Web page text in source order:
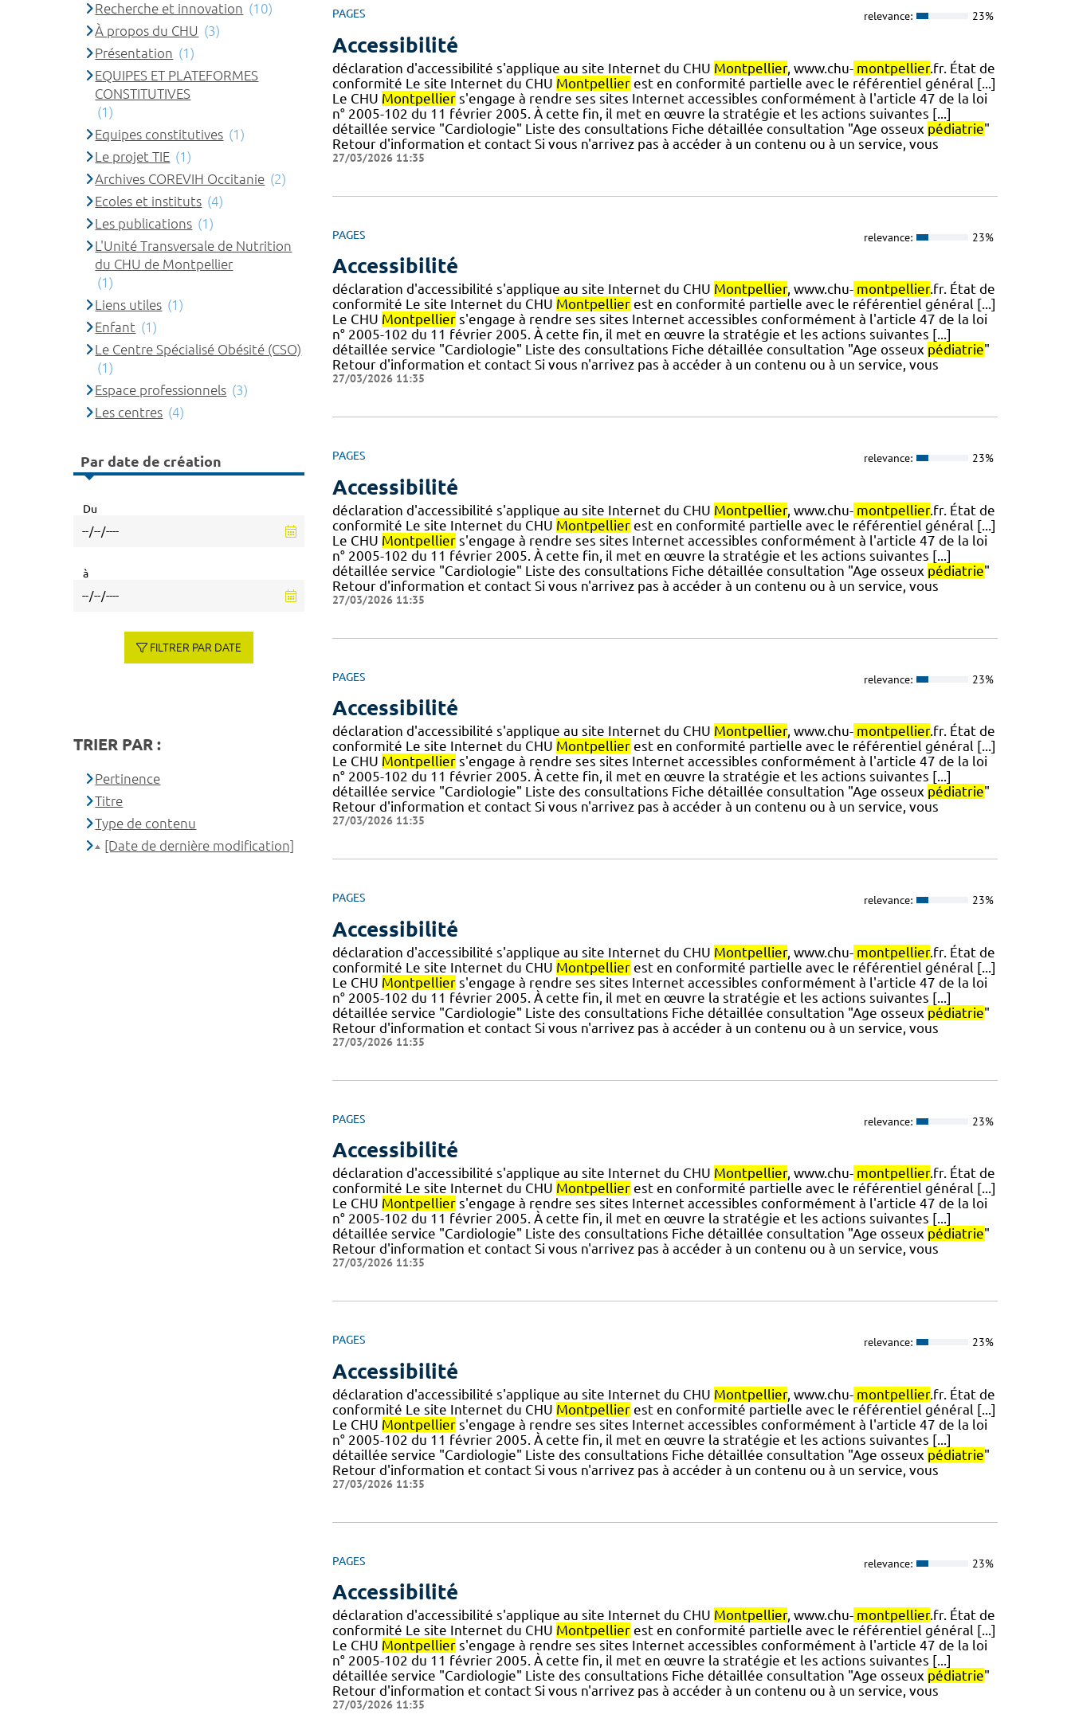
PAGES relevance: 23%
Accessibilité
déclaration d'accessibilité s'applique au site Internet du CHU Montpellier, www.chu- montpellier.fr. État de
conformité Le site Internet du CHU Montpellierest en conformité partielle avec le référentiel général [...]
Le CHU Montpelliers'engage à rendre ses sites Internet accessibles conformément à l'article 47 de la loi
n° 2005-102 du 11 février 2005. À cette fin, il met en œuvre la stratégie et les actions suivantes [...]
détaillée service "Cardiologie" Liste des consultations Fiche détaillée consultation "Age osseux pédiatrie"
Retour d'information et contact Si vous n'arrivez pas à accéder à un contenu ou à un service, vous
27/03/2026 11:35
PAGES relevance: 23%
Accessibilité
déclaration d'accessibilité s'applique au site Internet du CHU Montpellier, www.chu- montpellier.fr. État de
conformité Le site Internet du CHU Montpellierest en conformité partielle avec le référentiel général [...]
Le CHU Montpelliers'engage à rendre ses sites Internet accessibles conformément à l'article 47 de la loi
n° 2005-102 du 11 février 2005. À cette fin, il met en œuvre la stratégie et les actions suivantes [...]
détaillée service "Cardiologie" Liste des consultations Fiche détaillée consultation "Age osseux pédiatrie"
Retour d'information et contact Si vous n'arrivez pas à accéder à un contenu ou à un service, vous
27/03/2026 11:35
PAGES relevance: 23%
Accessibilité
déclaration d'accessibilité s'applique au site Internet du CHU Montpellier, www.chu- montpellier.fr. État de
conformité Le site Internet du CHU Montpellierest en conformité partielle avec le référentiel général [...]
Le CHU Montpelliers'engage à rendre ses sites Internet accessibles conformément à l'article 47 de la loi
n° 2005-102 du 11 février 2005. À cette fin, il met en œuvre la stratégie et les actions suivantes [...]
détaillée service "Cardiologie" Liste des consultations Fiche détaillée consultation "Age osseux pédiatrie"
Retour d'information et contact Si vous n'arrivez pas à accéder à un contenu ou à un service, vous
27/03/2026 11:35
PAGES relevance: 23%
Accessibilité
déclaration d'accessibilité s'applique au site Internet du CHU Montpellier, www.chu- montpellier.fr. État de
conformité Le site Internet du CHU Montpellierest en conformité partielle avec le référentiel général [...]
Le CHU Montpelliers'engage à rendre ses sites Internet accessibles conformément à l'article 47 de la loi
n° 2005-102 du 11 février 2005. À cette fin, il met en œuvre la stratégie et les actions suivantes [...]
détaillée service "Cardiologie" Liste des consultations Fiche détaillée consultation "Age osseux pédiatrie"
Retour d'information et contact Si vous n'arrivez pas à accéder à un contenu ou à un service, vous
27/03/2026 11:35
PAGES relevance: 23%
Accessibilité
déclaration d'accessibilité s'applique au site Internet du CHU Montpellier, www.chu- montpellier.fr. État de
conformité Le site Internet du CHU Montpellierest en conformité partielle avec le référentiel général [...]
Le CHU Montpelliers'engage à rendre ses sites Internet accessibles conformément à l'article 47 de la loi
n° 2005-102 du 11 février 2005. À cette fin, il met en œuvre la stratégie et les actions suivantes [...]
détaillée service "Cardiologie" Liste des consultations Fiche détaillée consultation "Age osseux pédiatrie"
Retour d'information et contact Si vous n'arrivez pas à accéder à un contenu ou à un service, vous
27/03/2026 11:35
PAGES relevance: 23%
Accessibilité
déclaration d'accessibilité s'applique au site Internet du CHU Montpellier, www.chu- montpellier.fr. État de
conformité Le site Internet du CHU Montpellierest en conformité partielle avec le référentiel général [...]
Le CHU Montpelliers'engage à rendre ses sites Internet accessibles conformément à l'article 47 de la loi
n° 2005-102 du 11 février 2005. À cette fin, il met en œuvre la stratégie et les actions suivantes [...]
détaillée service "Cardiologie" Liste des consultations Fiche détaillée consultation "Age osseux pédiatrie"
Retour d'information et contact Si vous n'arrivez pas à accéder à un contenu ou à un service, vous
27/03/2026 11:35
PAGES relevance: 23%
Accessibilité
déclaration d'accessibilité s'applique au site Internet du CHU Montpellier, www.chu- montpellier.fr. État de
conformité Le site Internet du CHU Montpellierest en conformité partielle avec le référentiel général [...]
Le CHU Montpelliers'engage à rendre ses sites Internet accessibles conformément à l'article 47 de la loi
n° 2005-102 du 11 février 2005. À cette fin, il met en œuvre la stratégie et les actions suivantes [...]
détaillée service "Cardiologie" Liste des consultations Fiche détaillée consultation "Age osseux pédiatrie"
Retour d'information et contact Si vous n'arrivez pas à accéder à un contenu ou à un service, vous
27/03/2026 11:35
PAGES relevance: 23%
Accessibilité
déclaration d'accessibilité s'applique au site Internet du CHU Montpellier, www.chu- montpellier.fr. État de
conformité Le site Internet du CHU Montpellierest en conformité partielle avec le référentiel général [...]
Le CHU Montpelliers'engage à rendre ses sites Internet accessibles conformément à l'article 47 de la loi
n° 2005-102 du 11 février 2005. À cette fin, il met en œuvre la stratégie et les actions suivantes [...]
détaillée service "Cardiologie" Liste des consultations Fiche détaillée consultation "Age osseux pédiatrie"
Retour d'information et contact Si vous n'arrivez pas à accéder à un contenu ou à un service, vous
27/03/2026 11:35
Recherche et innovation (10)
À propos du CHU (3)
Présentation (1)
EQUIPES ET PLATEFORMES
CONSTITUTIVES
(1)
Equipes constitutives (1)
Le projet TIE (1)
Archives COREVIH Occitanie (2)
Ecoles et instituts (4)
Les publications (1)
L'Unité Transversale de Nutrition
du CHU de Montpellier
(1)
Liens utiles (1)
Enfant (1)
Le Centre Spécialisé Obésité (CSO)
(1)
Espace professionnels (3)
Les centres (4)
Par date de création
Du
à
FILTRER PAR DATE
TRIER PAR :
Pertinence
Titre
Type de contenu
[Date de dernière modification]